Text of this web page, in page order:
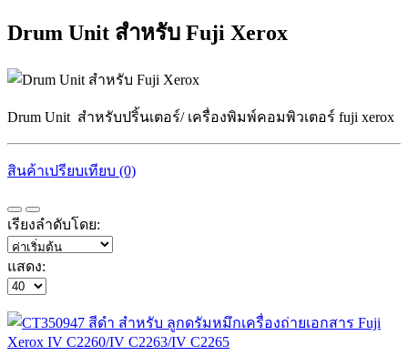
Drum Unit สำหรับ Fuji Xerox
Drum Unit สำหรับปริ้นเตอร์/ เครื่องพิมพ์คอมพิวเตอร์ fuji xerox
สินค้าเปรียบเทียบ (0)
เรียงลำดับโดย:
แสดง: